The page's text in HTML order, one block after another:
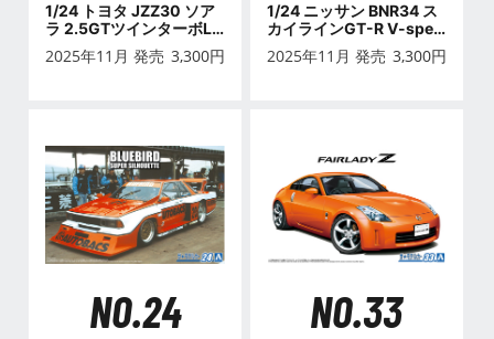
1/24 トヨタ JZZ30 ソア
ラ 2.5GTツインターボL
2025年11月 発売 3,300円
1/24 ニッサン BNR34 ス
カイラインGT-R V-spec
Ⅱ Nur. '02
2025年11月 発売 3,300円
NO.24 NO.33